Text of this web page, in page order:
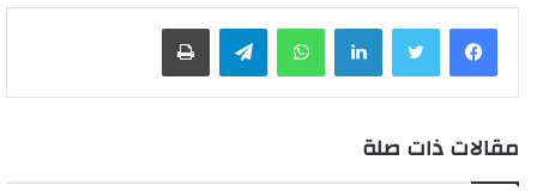
لينكدإن واتساب
مقالات ذات صلة